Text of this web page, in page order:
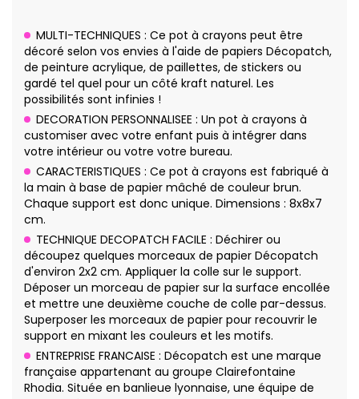
MULTI-TECHNIQUES : Ce pot à crayons peut être
décoré selon vos envies à l'aide de papiers Décopatch,
de peinture acrylique, de paillettes, de stickers ou
gardé tel quel pour un côté kraft naturel. Les
possibilités sont infinies !
DECORATION PERSONNALISEE : Un pot à crayons à
customiser avec votre enfant puis à intégrer dans
votre intérieur ou votre votre bureau.
CARACTERISTIQUES : Ce pot à crayons est fabriqué à
la main à base de papier mâché de couleur brun.
Chaque support est donc unique. Dimensions : 8x8x7
cm.
TECHNIQUE DECOPATCH FACILE : Déchirer ou
découpez quelques morceaux de papier Décopatch
d'environ 2x2 cm. Appliquer la colle sur le support.
Déposer un morceau de papier sur la surface encollée
et mettre une deuxième couche de colle par-dessus.
Superposer les morceaux de papier pour recouvrir le
support en mixant les couleurs et les motifs.
ENTREPRISE FRANCAISE : Décopatch est une marque
française appartenant au groupe Clairefontaine
Rhodia. Située en banlieue lyonnaise, une équipe de